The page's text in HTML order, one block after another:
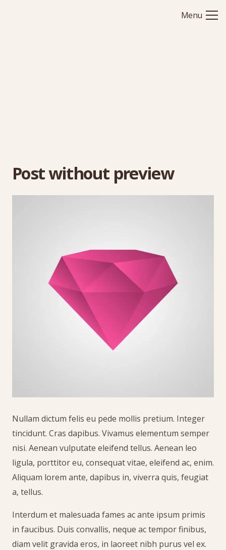
Menu
Post without preview
Nullam dictum felis eu pede mollis pretium. Integer
tincidunt. Cras dapibus. Vivamus elementum semper
nisi. Aenean vulputate eleifend tellus. Aenean leo
ligula, porttitor eu, consequat vitae, eleifend ac, enim.
Aliquam lorem ante, dapibus in, viverra quis, feugiat
a, tellus.
Interdum et malesuada fames ac ante ipsum primis
in faucibus. Duis convallis, neque ac tempor finibus,
diam velit gravida eros, in laoreet nibh purus vel ex.